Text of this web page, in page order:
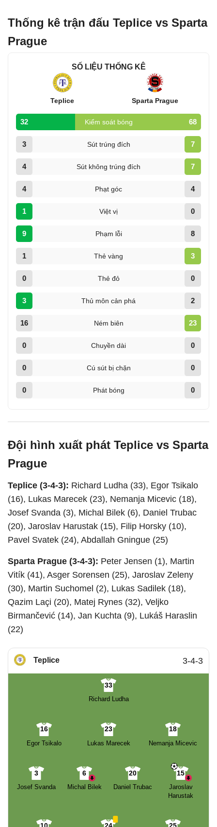
Thống kê trận đấu Teplice vs Sparta
Prague
SỐ LIỆU THỐNG KÊ
Teplice Sparta Prague
32 Kiểm soát bóng 68
3 Sút trúng đích 7
4 Sút không trúng đích 7
4 Phạt góc 4
1 Việt vị 0
9 Phạm lỗi 8
1 Thẻ vàng 3
0 Thẻ đỏ 0
3 Thủ môn cản phá 2
16 Ném biên 23
0 Chuyền dài 0
0 Cú sút bị chặn 0
0 Phát bóng 0
Đội hình xuất phát Teplice vs Sparta
Prague
Teplice (3-4-3): Richard Ludha (33), Egor Tsikalo
(16), Lukas Marecek (23), Nemanja Micevic (18),
Josef Svanda (3), Michal Bilek (6), Daniel Trubac
(20), Jaroslav Harustak (15), Filip Horsky (10),
Pavel Svatek (24), Abdallah Gningue (25)
Sparta Prague (3-4-3): Peter Jensen (1), Martin
Vitík (41), Asger Sorensen (25), Jaroslav Zeleny
(30), Martin Suchomel (2), Lukas Sadilek (18),
Qazim Laçi (20), Matej Rynes (32), Veljko
Birmančević (14), Jan Kuchta (9), Lukáš Haraslin
(22)
Teplice 3-4-3
33
Richard Ludha
16
Egor Tsikalo
23
Lukas Marecek
18
Nemanja Micevic
3
Josef Svanda
6
Michal Bilek
20
Daniel Trubac
15
Jaroslav
Harustak